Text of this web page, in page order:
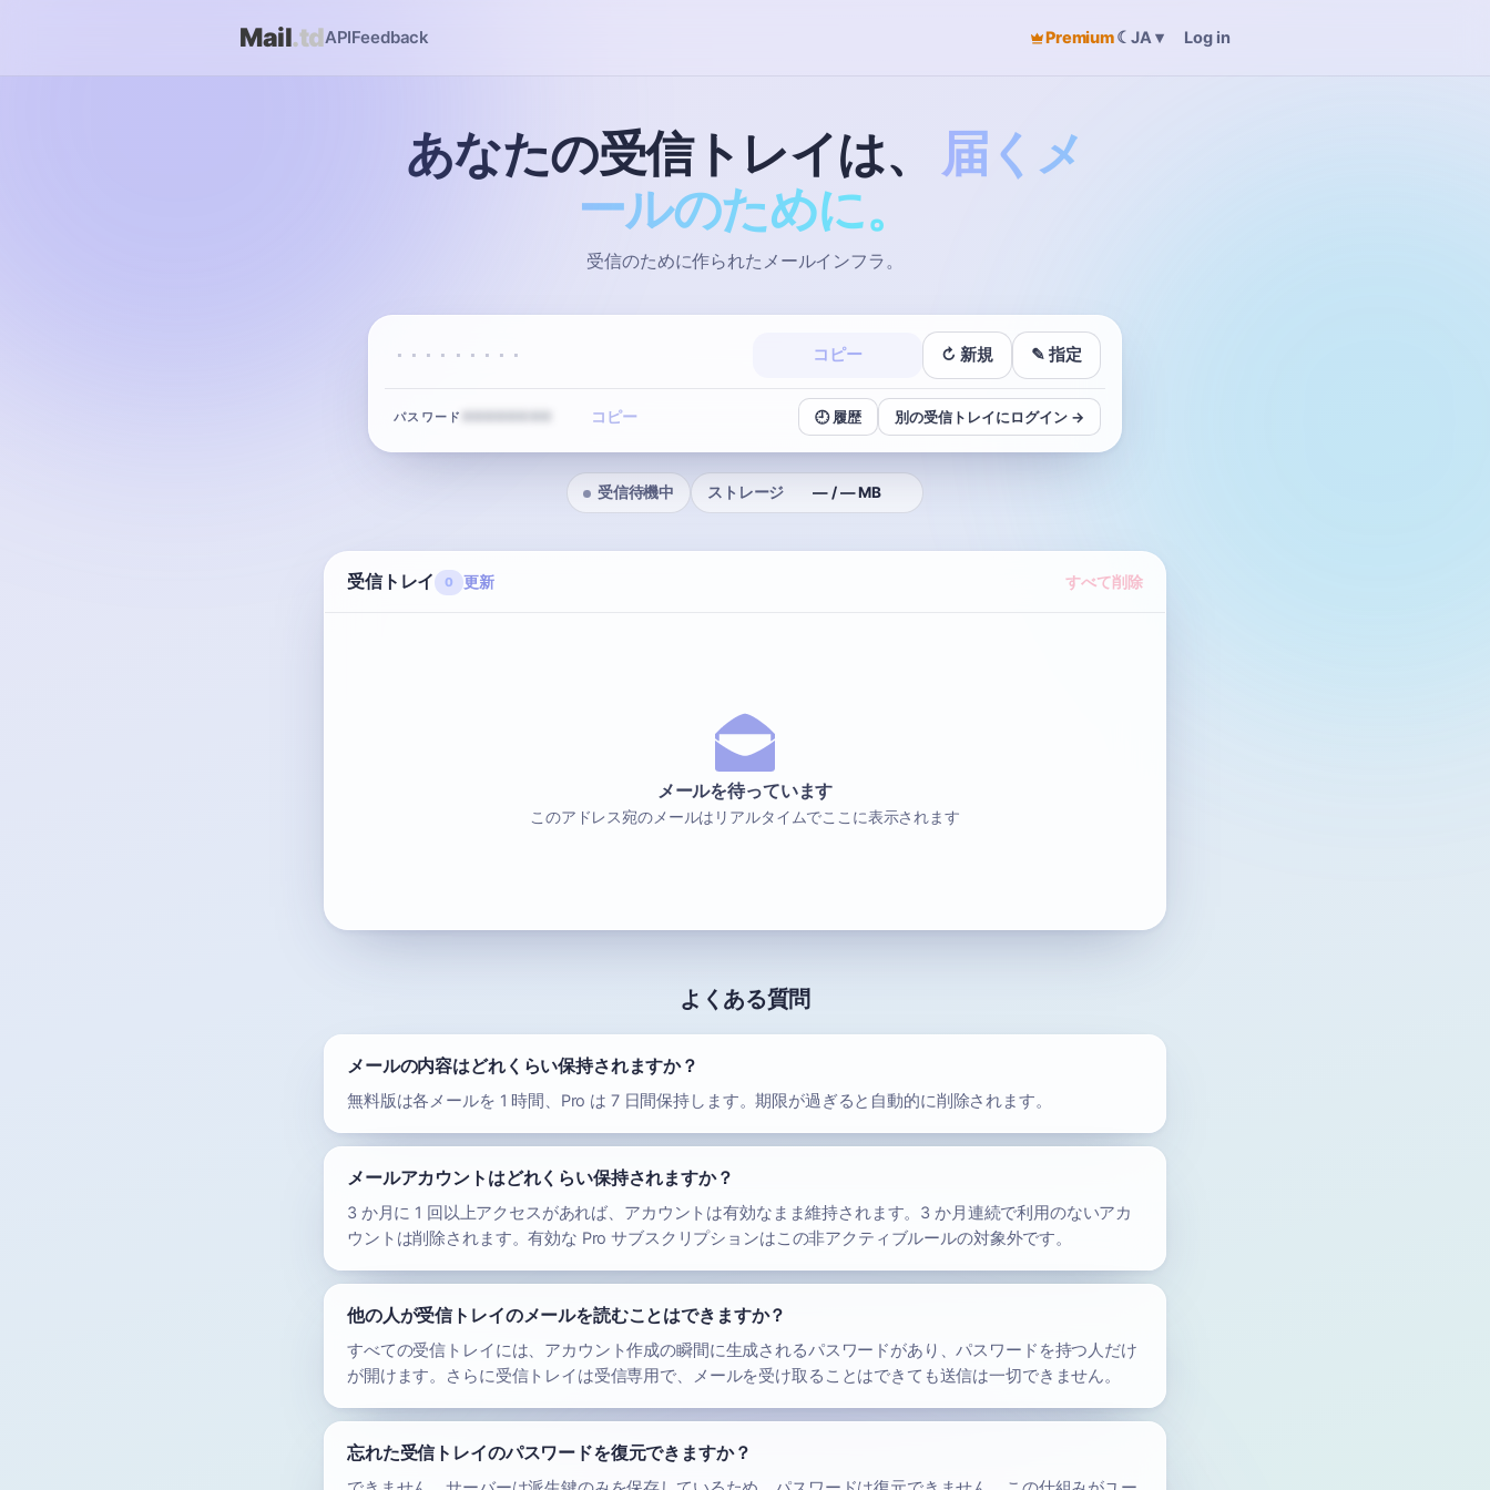
Mail.tdAPIFeedback Premium☾ JA▾ Log in
あなたの受信トレイは、
届くメ
ールのために。
受信のために作られたメールインフラ。
········· コピー ↻ 新規 ✎ 指定
パスワード コピー 🕘 履歴 別の受信トレイにログイン →
受信待機中 ストレージ — / — MB
受信トレイ 0 更新 すべて削除
メールを待っています
このアドレス宛のメールはリアルタイムでここに表示されます
よくある質問
メールの内容はどれくらい保持されますか？
無料版は各メールを 1 時間、Pro は 7 日間保持します。期限が過ぎると自動的に削除されます。
メールアカウントはどれくらい保持されますか？
3 か月に 1 回以上アクセスがあれば、アカウントは有効なまま維持されます。3 か月連続で利用のないアカ
ウントは削除されます。有効な Pro サブスクリプションはこの非アクティブルールの対象外です。
他の人が受信トレイのメールを読むことはできますか？
すべての受信トレイには、アカウント作成の瞬間に生成されるパスワードがあり、パスワードを持つ人だけ
が開けます。さらに受信トレイは受信専用で、メールを受け取ることはできても送信は一切できません。
忘れた受信トレイのパスワードを復元できますか？